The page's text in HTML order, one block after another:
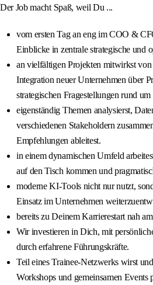
Der Job macht Spaß, weil Du ...
vom ersten Tag an eng im COO &
Einblicke in zentrale strategische und
an vielfältigen Projekten mitwirkst
Integration neuer Unternehmen über
strategischen Fragestellungen rund
eigenständig Themen analysierst,
verschiedenen Stakeholdern
Empfehlungen ableitest.
in einem dynamischen Umfeld
auf den Tisch kommen und
moderne KI-Tools nicht nur nutzt,
Einsatz im Unternehmen
bereits zu Deinem Karrierestart nah
Wir investieren in Dich, mit
durch erfahrene Führungskräfte.
Teil eines Trainee-Netzwerks wirst
Workshops und gemeinsamen Events